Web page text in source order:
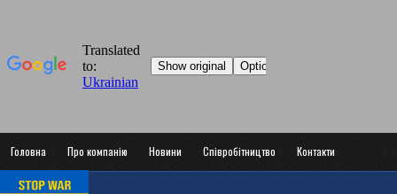
Головна Про компанію Новини Співробітництво Контакти